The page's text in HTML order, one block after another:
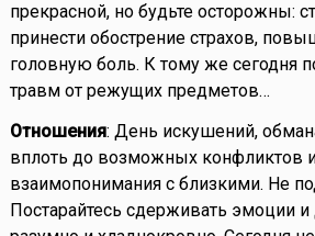
прекрасной, но будьте осторожны:
принести обострение страхов,
головную боль. К тому же сегодня
травм от режущих предметов…
Отношения: День искушений,
вплоть до возможных конфликтов
взаимопонимания с близкими. Не
Постарайтесь сдерживать эмоции и